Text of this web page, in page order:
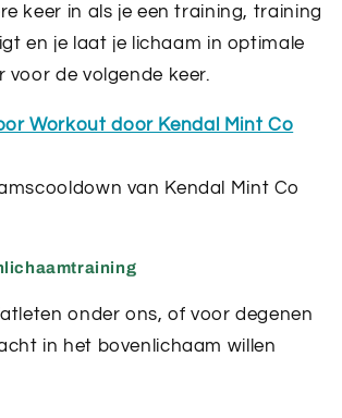
keer in als je een training, training
en je laat je lichaam in optimale
voor de volgende keer.
van Kendal Mint Co
onder ons, of voor degenen
in het bovenlichaam willen